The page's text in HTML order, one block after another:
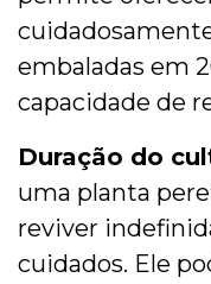
embaladas em
capacidade de
Duração do
uma planta
reviver
cuidados. Ele